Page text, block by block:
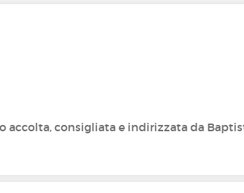
consigliata e indirizzata da